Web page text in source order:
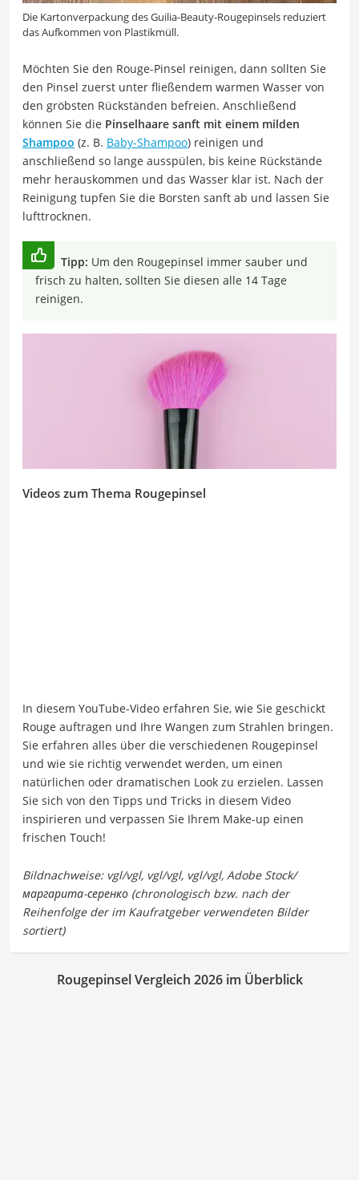
Die Kartonverpackung des Guilia-Beauty-Rougepinsels reduziert
das Aufkommen von Plastikmüll.
Möchten Sie den Rouge-Pinsel reinigen, dann sollten Sie
den Pinsel zuerst unter fließendem warmen Wasser von
den gröbsten Rückständen befreien. Anschließend
können Sie die Pinselhaare sanft mit einem milden
Shampoo (z. B. Baby-Shampoo) reinigen und
anschließend so lange ausspülen, bis keine Rückstände
mehr herauskommen und das Wasser klar ist. Nach der
Reinigung tupfen Sie die Borsten sanft ab und lassen Sie
lufttrocknen.
Tipp: Um den Rougepinsel immer sauber und
frisch zu halten, sollten Sie diesen alle 14 Tage
reinigen.
Videos zum Thema Rougepinsel
In diesem YouTube-Video erfahren Sie, wie Sie geschickt
Rouge auftragen und Ihre Wangen zum Strahlen bringen.
Sie erfahren alles über die verschiedenen Rougepinsel
und wie sie richtig verwendet werden, um einen
natürlichen oder dramatischen Look zu erzielen. Lassen
Sie sich von den Tipps und Tricks in diesem Video
inspirieren und verpassen Sie Ihrem Make-up einen
frischen Touch!
Rougepinsel Vergleich 2026 im Überblick